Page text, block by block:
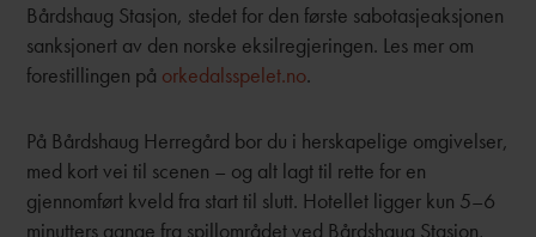
Bårdshaug Stasjon, stedet for den første sabotasjeaksjonen
sanksjonert av den norske eksilregjeringen. Les mer om
forestillingen på orkedalsspelet.no.
På Bårdshaug Herregård bor du i herskapelige omgivelser,
med kort vei til scenen – og alt lagt til rette for en
gjennomført kveld fra start til slutt. Hotellet ligger kun 5–6
minutters gange fra spillområdet ved Bårdshaug Stasjon,